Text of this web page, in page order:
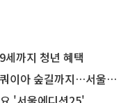
까지 청년 혜택
길까지…서울둘레길 15코스